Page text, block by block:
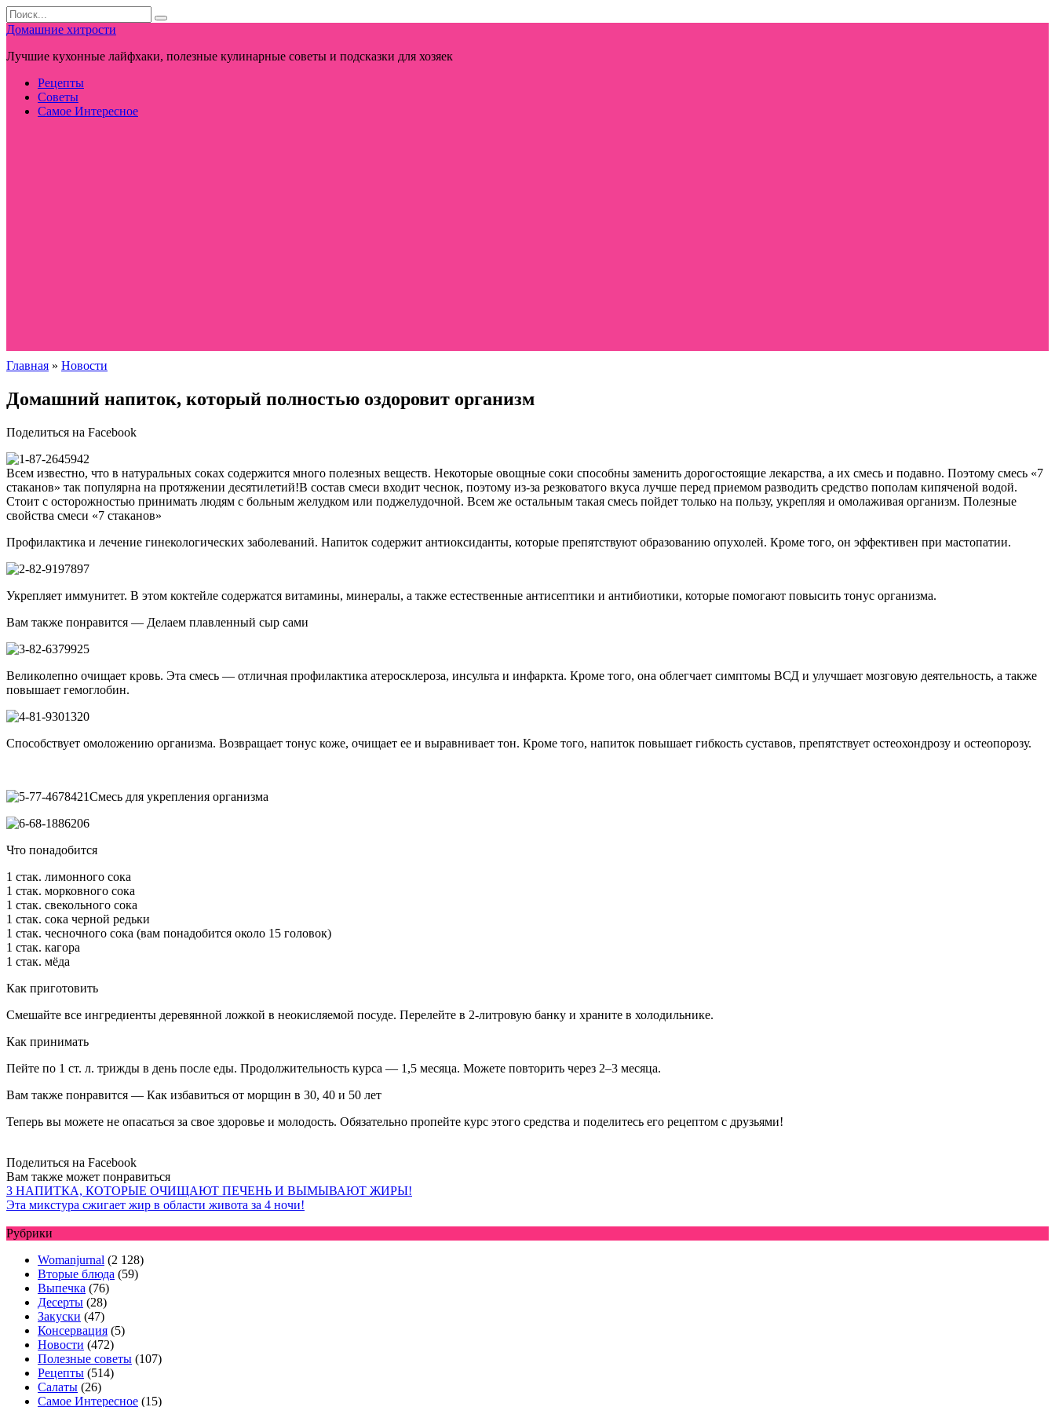
Перейти
к
контенту
Search
for:
Домашние хитрости
Лучшие кухонные лайфхаки, полезные кулинарные советы и подсказки для хозяек
Рецепты
Советы
Самое Интересное
Главная » Новости
Домашний напиток, который полностью оздоровит организм
Поделиться на Facebook
Всем известно, что в натуральных соках содержится много полезных веществ. Некоторые овощные соки способны заменить дорогостоящие лекарства, а их смесь и подавно. Поэтому смесь «7
стаканов» так популярна на протяжении десятилетий!В состав смеси входит чеснок, поэтому из-за резковатого вкуса лучше перед приемом разводить средство пополам кипяченой водой.
Стоит с осторожностью принимать людям с больным желудком или поджелудочной. Всем же остальным такая смесь пойдет только на пользу, укрепляя и омолаживая организм. Полезные
свойства смеси «7 стаканов»
Профилактика и лечение гинекологических заболеваний. Напиток содержит антиоксиданты, которые препятствуют образованию опухолей. Кроме того, он эффективен при мастопатии.
Укрепляет иммунитет. В этом коктейле содержатся витамины, минералы, а также естественные антисептики и антибиотики, которые помогают повысить тонус организма.
Вам также понравится — Делаем плавленный сыр сами
Великолепно очищает кровь. Эта смесь — отличная профилактика атеросклероза, инсульта и инфаркта. Кроме того, она облегчает симптомы ВСД и улучшает мозговую деятельность, а также
повышает гемоглобин.
Способствует омоложению организма. Возвращает тонус коже, очищает ее и выравнивает тон. Кроме того, напиток повышает гибкость суставов, препятствует остеохондрозу и остеопорозу.
Смесь для укрепления организма
Что понадобится
1 стак. лимонного сока
1 стак. морковного сока
1 стак. свекольного сока
1 стак. сока черной редьки
1 стак. чесночного сока (вам понадобится около 15 головок)
1 стак. кагора
1 стак. мёда
Как приготовить
Смешайте все ингредиенты деревянной ложкой в неокисляемой посуде. Перелейте в 2-литровую банку и храните в холодильнике.
Как принимать
Пейте по 1 ст. л. трижды в день после еды. Продолжительность курса — 1,5 месяца. Можете повторить через 2–3 месяца.
Вам также понравится — Как избавиться от морщин в 30, 40 и 50 лет
Теперь вы можете не опасаться за свое здоровье и молодость. Обязательно пропейте курс этого средства и поделитесь его рецептом с друзьями!
Поделиться на Facebook
Вам также может понравиться
3 НАПИТКА, КОТОРЫЕ ОЧИЩАЮТ ПЕЧЕНЬ И ВЫМЫВАЮТ ЖИРЫ!
Эта микстура сжигает жир в области живота за 4 ночи!
Рубрики
Womanjurnal (2 128)
Вторые блюда (59)
Выпечка (76)
Десерты (28)
Закуски (47)
Консервация (5)
Новости (472)
Полезные советы (107)
Рецепты (514)
Салаты (26)
Самое Интересное (15)